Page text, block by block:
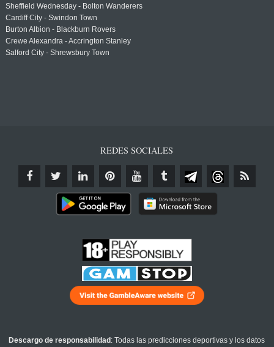
Sheffield Wednesday - Bolton Wanderers
Cardiff City - Swindon Town
Burton Albion - Blackburn Rovers
Crewe Alexandra - Accrington Stanley
Salford City - Shrewsbury Town
REDES SOCIALES
Descargo de responsabilidad : Todas las predicciones deportivas y los datos